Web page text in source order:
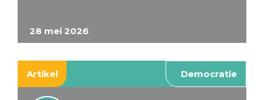
28 mei 2026
Artikel Democratie